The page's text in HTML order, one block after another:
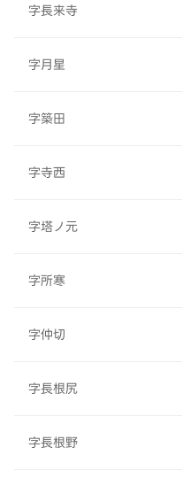
字長来寺
字月星
字築田
字寺西
字塔ノ元
字所寒
字仲切
字長根尻
字長根野